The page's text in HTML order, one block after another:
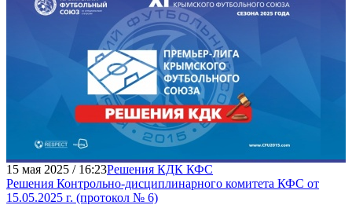
15 мая 2025 / 16:23Решения КДК КФС
Решения Контрольно-дисциплинарного комитета КФС от
15.05.2025 г. (протокол № 6)